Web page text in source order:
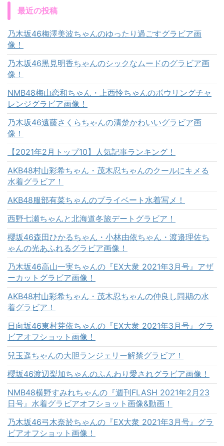
最近の投稿
乃木坂46梅澤美波ちゃんのゆったり過ごすグラビア画
像！
乃木坂46黒見明香ちゃんのシックなムードのグラビア画
像！
NMB48梅山恋和ちゃん・上西怜ちゃんのボウリングチャ
レンジグラビア画像！
乃木坂46遠藤さくらちゃんの清楚かわいいグラビア画
像！
【2021年2月トップ10】人気記事ランキング！
AKB48村山彩希ちゃん・茂木忍ちゃんのクールにキメる
水着グラビア！
AKB48服部有菜ちゃんのプライベート水着写メ！
西野七瀬ちゃんと北海道冬旅デートグラビア！
櫻坂46森田ひかるちゃん・小林由依ちゃん・渡邉理佐ち
ゃんの光あふれるグラビア画像！
乃木坂46高山一実ちゃんの『EX大衆 2021年3月号』アザ
ーカットグラビア画像！
AKB48村山彩希ちゃん・茂木忍ちゃんの仲良し同期の水
着グラビア！
日向坂46東村芽依ちゃんの『EX大衆 2021年3月号』グラ
ビアオフショット画像！
兒玉遥ちゃんの大胆ランジェリー解禁グラビア！
櫻坂46渡辺梨加ちゃんのふんわり愛されグラビア画像！
NMB48横野すみれちゃんの『週刊FLASH 2021年2月23
日号』水着グラビアオフショット画像&動画！
乃木坂46弓木奈於ちゃんの『EX大衆 2021年3月号』グラ
ビアオフショット画像！